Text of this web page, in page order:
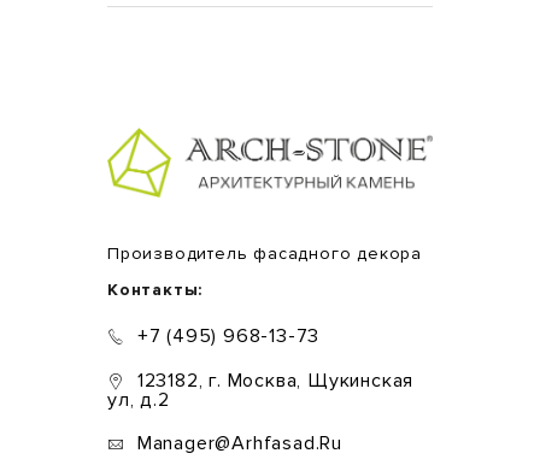
Производитель фасадного декора
Контакты:
+7 (495) 968-13-73
123182, г. Москва, Щукинская
ул, д.2
Manager@arhfasad.ru